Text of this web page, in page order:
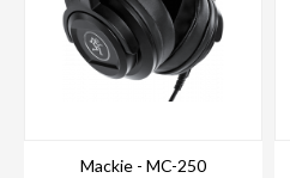
Mackie - MC-250